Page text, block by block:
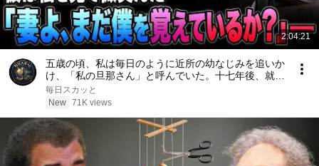
2:04:21
五歳の頃、私は毎日のように近所の幼なじみを追いか
け、「私の旦那さん」と呼んでいた。十七年後、就職
面接で社長室へ入ると、彼は私を見て微笑んだ。「妻
よ、まだ僕を覚えているか？」――
毎日スカッと
New 71K views